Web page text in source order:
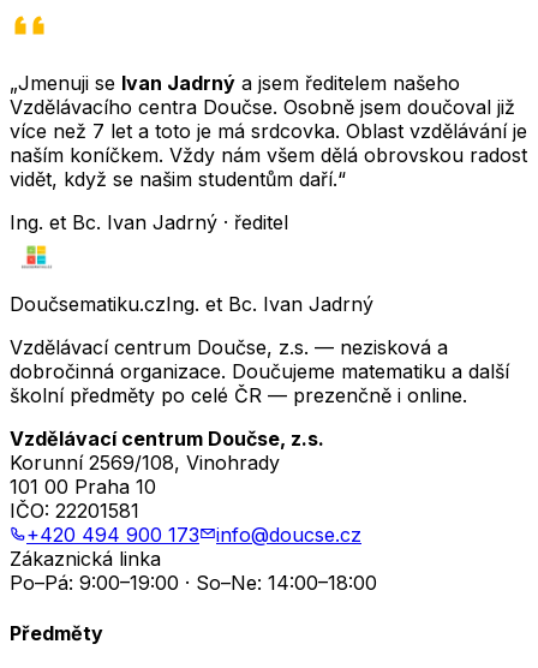
„Jmenuji se Ivan Jadrný a jsem ředitelem našeho
Vzdělávacího centra Doučse. Osobně jsem doučoval již
více než 7 let a toto je má srdcovka. Oblast vzdělávání je
naším koníčkem. Vždy nám všem dělá obrovskou radost
vidět, když se našim studentům daří.“
Ing. et Bc. Ivan Jadrný · ředitel
Doučsematiku.czIng. et Bc. Ivan Jadrný
Vzdělávací centrum Doučse, z.s. — nezisková a
dobročinná organizace. Doučujeme matematiku a další
školní předměty po celé ČR — prezenčně i online.
Vzdělávací centrum Doučse, z.s.
Korunní 2569/108, Vinohrady
101 00 Praha 10
IČO: 22201581
+420 494 900 173
info@doucse.cz
Zákaznická linka
Po–Pá: 9:00–19:00 · So–Ne: 14:00–18:00
Předměty